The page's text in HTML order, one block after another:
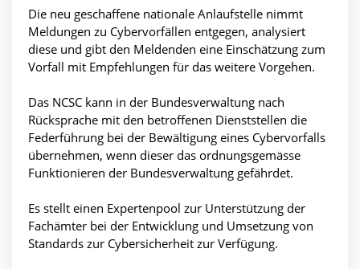
Die neu geschaffene nationale Anlaufstelle nimmt
Meldungen zu Cybervorfällen entgegen, analysiert
diese und gibt den Meldenden eine Einschätzung zum
Vorfall mit Empfehlungen für das weitere Vorgehen.
Das NCSC kann in der Bundesverwaltung nach
Rücksprache mit den betroffenen Dienststellen die
Federführung bei der Bewältigung eines Cybervorfalls
übernehmen, wenn dieser das ordnungsgemässe
Funktionieren der Bundesverwaltung gefährdet.
Es stellt einen Expertenpool zur Unterstützung der
Fachämter bei der Entwicklung und Umsetzung von
Standards zur Cybersicherheit zur Verfügung.